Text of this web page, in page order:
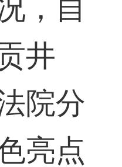
，自
井
院分
亮点